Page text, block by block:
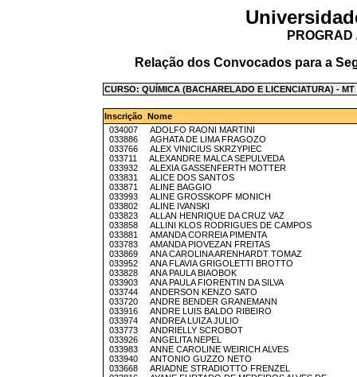
Relação dos Convocados para a
CURSO: QUÍMICA (BACHARELADO E LICENCIATURA) - MT
Inscrição Nome
034007 ADOLFO RAONI MARTINI
033886 AGHATA DE LIMA FRAGOZO
033766 ALEX VINICIUS SKRZYPIEC
033711 ALEXANDRE MALCA SEPULVEDA
033932 ALEXIA GASSENFERTH MOTTER
033831 ALICE DOS SANTOS
033871 ALINE BAGGIO
033993 ALINE GROSSKOPF MONICH
033802 ALINE IVANSKI
033823 ALLAN HENRIQUE DA CRUZ VAZ
033858 ALLINI KLOS RODRIGUES DE CAMPOS
033881 AMANDA CORREIA PIMENTA
033783 AMANDA PIOVEZAN FREITAS
033869 ANA CAROLINA ARENHARDT TOMAZ
033952 ANA FLAVIA GRIGOLETTI BROTTO
033828 ANA PAULA BIAOBOK
033903 ANA PAULA FIORENTIN DA SILVA
033744 ANDERSON KENZO SATO
033720 ANDRE BENDER GRANEMANN
033916 ANDRE LUIS BALDO RIBEIRO
033974 ANDREA LUIZA JULIO
033773 ANDRIELLY SCROBOT
033926 ANGELITA NEPEL
033983 ANNE CAROLINE WEIRICH ALVES
033940 ANTONIO GUZZO NETO
033668 ARIADNE STRADIOTTO FRENZEL